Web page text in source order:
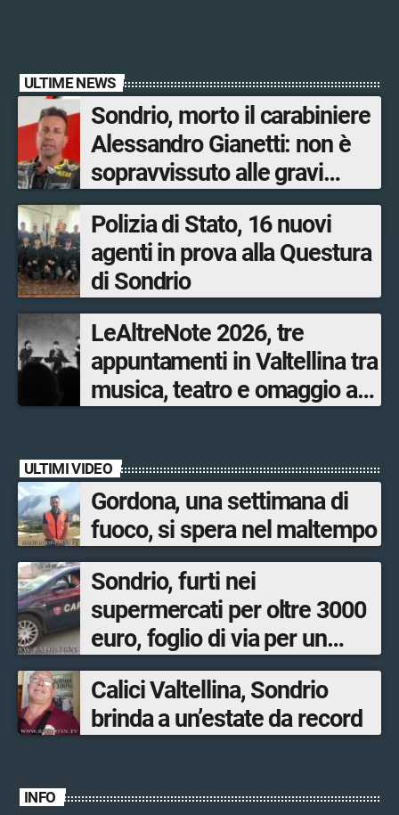
ULTIME NEWS
Sondrio, morto il carabiniere
Alessandro Gianetti: non è
sopravvissuto alle gravi
ustioni
Polizia di Stato, 16 nuovi
agenti in prova alla Questura
di Sondrio
LeAltreNote 2026, tre
appuntamenti in Valtellina tra
musica, teatro e omaggio a
ULTIMI VIDEO
Gordona, una settimana di
fuoco, si spera nel maltempo
Sondrio, furti nei
supermercati per oltre 3000
euro, foglio di via per un
ventinovenne
Calici Valtellina, Sondrio
brinda a un’estate da record
INFO